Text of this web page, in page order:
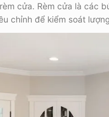
cửa. Rèm cửa là các
chỉnh để kiểm soát